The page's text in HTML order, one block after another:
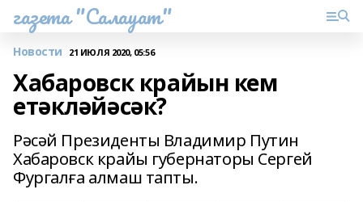
газета "Салауат"
Новости 21 ИЮЛЯ 2020, 05:56
Хабаровск крайын кем
етәкләйәсәк?
Рәсәй Президенты Владимир Путин
Хабаровск крайы губернаторы Сергей
Фургалға алмаш тапты.